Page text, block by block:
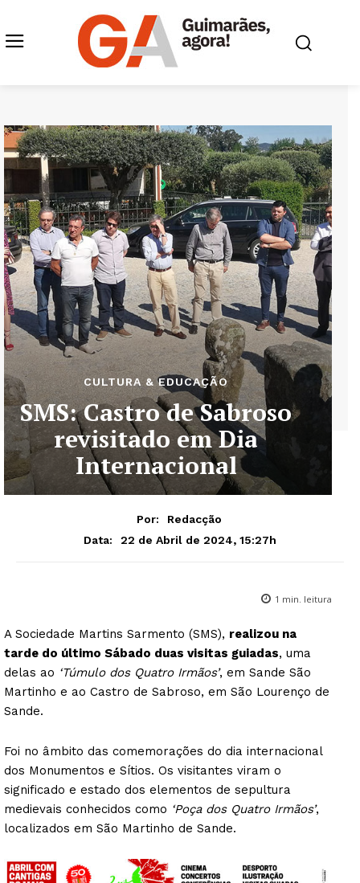
CULTURA & EDUCAÇÃO
SMS: Castro de Sabroso
revisitado em Dia
Internacional
Por:
Redacção
Data:
22 de Abril de 2024, 15:27h
1 min. leitura
A Sociedade Martins Sarmento (SMS), realizou na
tarde do último Sábado duas visitas guiadas, uma
delas ao ‘Túmulo dos Quatro Irmãos’, em Sande São
Martinho e ao Castro de Sabroso, em São Lourenço de
Sande.
Foi no âmbito das comemorações do dia internacional
dos Monumentos e Sítios. Os visitantes viram o
significado e estado dos elementos de sepultura
medievais conhecidos como ‘Poça dos Quatro Irmãos’,
localizados em São Martinho de Sande.